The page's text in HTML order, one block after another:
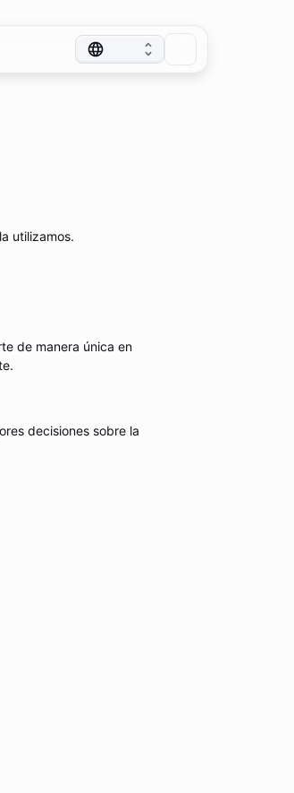
utilizamos.
de manera única en
decisiones sobre la